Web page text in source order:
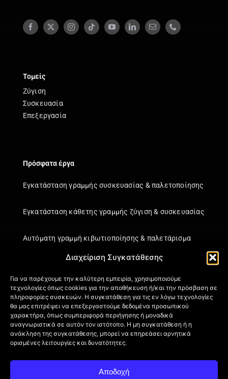
Διαχείριση Συγκατάθεσης
Για να παρέχουμε την καλύτερη εμπειρία, χρησιμοποιούμε
τεχνολογίες όπως cookies για την αποθήκευση ή/και την πρόσβαση σε
πληροφορίες συσκευών. Η συγκατάθεση για τις εν λόγω τεχνολογίες
θα μας επιτρέψει να επεξεργαστούμε δεδομένα προσωπικού
χαρακτήρα, όπως συμπεριφορά περιήγησης ή μοναδικά
αναγνωριστικά σε αυτόν τον ιστότοπο. Η μη συγκατάθεση ή η
ανάκληση της συγκατάθεσης, μπορεί να επηρεάσει αρνητικά
ορισμένες λειτουργίες και δυνατότητες.
Αποδοχή
Τομείς
Ζύγιση
Συσκευασία
Επεξεργασία
Πρόσφατα έργα
Εγκατάσταση γραμμής συσκευασίας & παλετοποίησης
Εγκατάσταση κάθετης γραμμής ζύγιση & συσκευασίας
Αυτόματη γραμμή κιβωτιοποίησης & παλετάρισμα
Πληροφορίες
Πιστοποιήσεις
Όροι Χρήσης
Πολιτική απορρήτου